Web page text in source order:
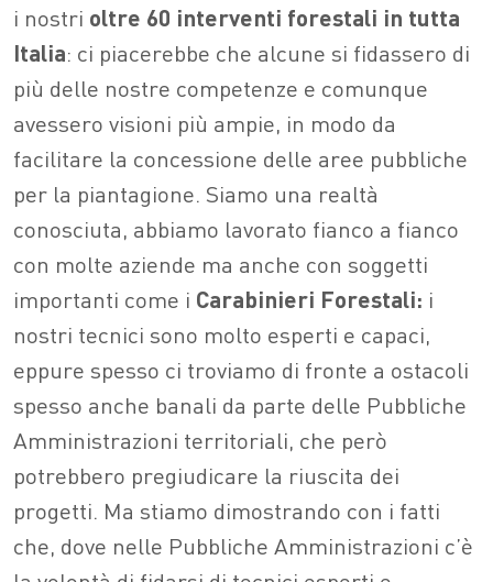
i nostri oltre 60 interventi forestali in tutta
Italia: ci piacerebbe che alcune si fidassero di
più delle nostre competenze e comunque
avessero visioni più ampie, in modo da
facilitare la concessione delle aree pubbliche
per la piantagione. Siamo una realtà
conosciuta, abbiamo lavorato fianco a fianco
con molte aziende ma anche con soggetti
importanti come i Carabinieri Forestali: i
nostri tecnici sono molto esperti e capaci,
eppure spesso ci troviamo di fronte a ostacoli
spesso anche banali da parte delle Pubbliche
Amministrazioni territoriali, che però
potrebbero pregiudicare la riuscita dei
progetti. Ma stiamo dimostrando con i fatti
che, dove nelle Pubbliche Amministrazioni c’è